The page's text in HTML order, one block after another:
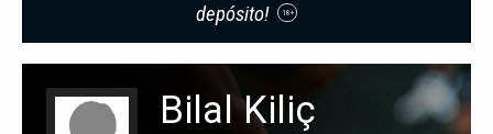
depósito!
18+
Bilal Kiliç